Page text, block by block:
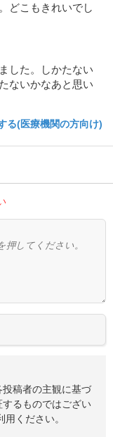
どこもきれいでし
した。しかたない
ないかなあと思い
る(医療機関の方向け)
稿者の主観に基づ
るものではござい
ください。